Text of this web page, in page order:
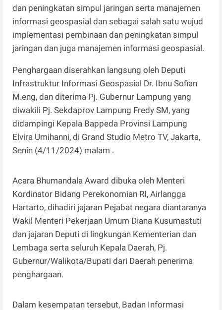
dan peningkatan simpul jaringan serta manajemen
informasi geospasial dan sebagai salah satu wujud
implementasi pembinaan dan peningkatan simpul
jaringan dan juga manajemen informasi geospasial.
Penghargaan diserahkan langsung oleh Deputi
Infrastruktur Informasi Geospasial Dr. Ibnu Sofian
M.eng, dan diterima Pj. Gubernur Lampung yang
diwakili Pj. Sekdaprov Lampung Fredy SM, yang
didampingi Kepala Bappeda Provinsi Lampung
Elvira Umihanni, di Grand Studio Metro TV, Jakarta,
Senin (4/11/2024) malam .
Acara Bhumandala Award dibuka oleh Menteri
Kordinator Bidang Perekonomian RI, Airlangga
Hartarto, dihadiri jajaran Pejabat negara diantaranya
Wakil Menteri Pekerjaan Umum Diana Kusumastuti
dan jajaran Deputi di lingkungan Kementerian dan
Lembaga serta seluruh Kepala Daerah, Pj.
Gubernur/Walikota/Bupati dari Daerah penerima
penghargaan.
Dalam kesempatan tersebut, Badan Informasi